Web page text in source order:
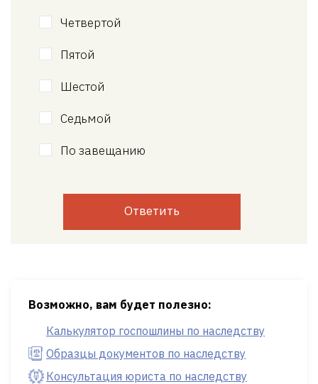
Четвертой
Пятой
Шестой
Седьмой
По завещанию
Ответить
Возможно, вам будет полезно:
Калькулятор госпошлины по наследству
Образцы документов по наследству
Консультация юриста по наследству